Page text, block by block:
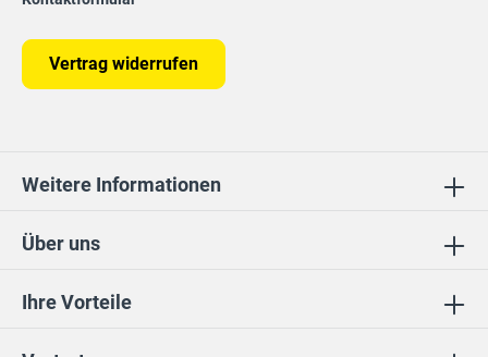
Ihre Vorteile
Über uns
Vertrag widerrufen
Weitere Informationen